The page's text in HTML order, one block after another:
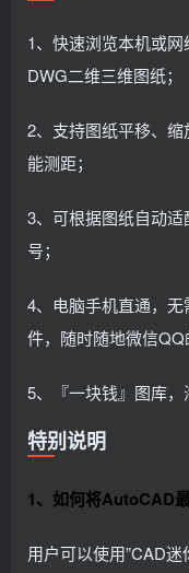
1、快速浏览本机或
DWG二维三维图纸；
2、支持图纸平移、
能测距；
3、可根据图纸自动
号；
4、电脑手机直通，
件，随时随地微信QQ
5、『一块钱』图库，
特别说明
1、如何将AutoCAD
用户可以使用”CAD